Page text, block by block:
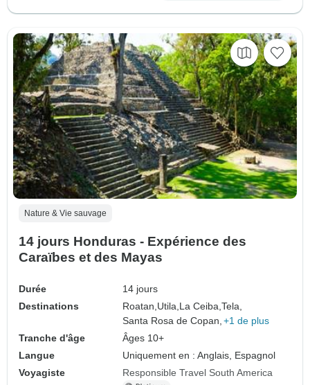
Nature & Vie sauvage
14 jours Honduras - Expérience des
Caraïbes et des Mayas
Durée
14 jours
Destinations
Roatan,Utila,La Ceiba,Tela,
Santa Rosa de Copan, +1 de plus
Tranche d'âge
Âges 10+
Langue
Uniquement en : Anglais, Espagnol
Voyagiste
Responsible Travel South America